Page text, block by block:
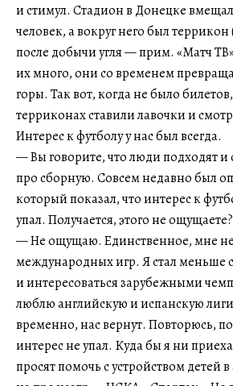
и стимул. Стадион в Донецке вмещал
человек, а вокруг него был
после добычи угля — прим. «Матч
их много, они со временем
горы. Так вот, когда не было
терриконах ставили лавочки и
Интерес к футболу у нас был всегда.
— Вы говорите, что люди подходят и
про сборную. Совсем недавно был
который показал, что интерес к
упал. Получается, этого не ощущаете?
— Не ощущаю. Единственное, мне не
международных игр. Я стал меньше
и интересоваться зарубежными
люблю английскую и испанскую
временно, нас вернут. Повторюсь,
интерес не упал. Куда бы я ни
просят помочь с устройством детей